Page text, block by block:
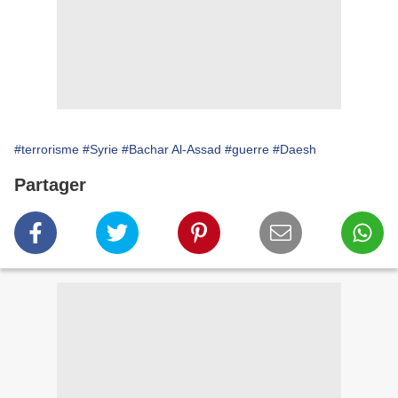
#terrorisme #Syrie #Bachar Al-Assad #guerre #Daesh
Partager